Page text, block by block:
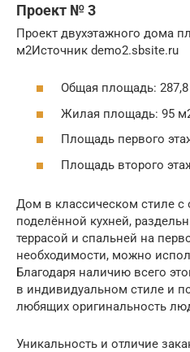
Проект № 3
Проект двухэтажного дома
м2Источник demo2.sbsite.ru
Общая площадь:
Жилая площадь: 95
Площадь первого
Площадь второго
Дом в классическом стиле с
поделённой кухней,
террасой и спальней на
необходимости, можно
Благодаря наличию всего
в индивидуальном стиле и
любящих оригинальность
Уникальность и отличие